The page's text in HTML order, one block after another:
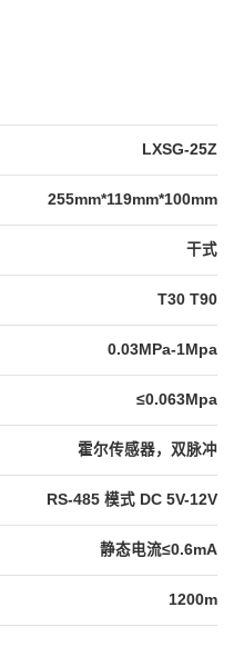
LXSG-25Z
255mm*119mm*100mm
干式
T30 T90
0.03MPa-1Mpa
≤0.063Mpa
霍尔传感器，双脉冲
RS-485 模式 DC 5V-12V
静态电流≤0.6mA
1200m